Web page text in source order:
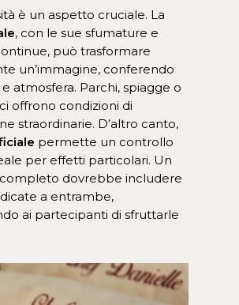
è un aspetto cruciale. La
, con le sue sfumature e
può trasformare
un’immagine, conferendo
atmosfera. Parchi, spiagge o
offrono condizioni di
straordinarie. D’altro canto,
permette un controllo
per effetti particolari. Un
dovrebbe includere
a entrambe,
ai partecipanti di sfruttarle